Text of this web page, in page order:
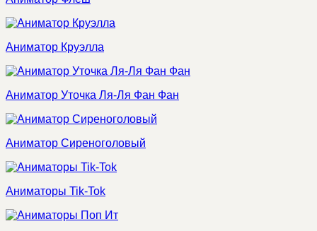
Аниматор Круэлла
Аниматор Уточка Ля-Ля Фан Фан
Аниматор Сиреноголовый
Аниматоры Tik-Tok